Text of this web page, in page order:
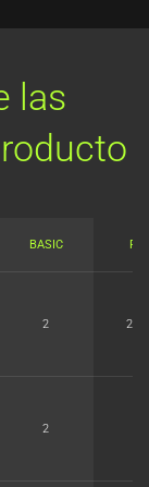
las
BASIC
2 2 o
2